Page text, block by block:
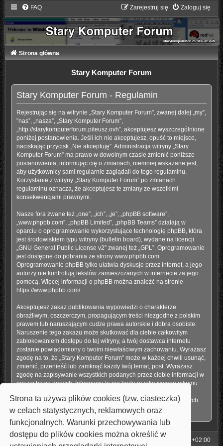
Strona ta używa plików cookies (tzw. ciasteczka)
w celach statystycznych, reklamowych oraz
funkcjonalnych. Warunki przechowywania lub
dostępu do plików cookies można określić w
FAQ Zaloguj się
Zarejestruj się
Strona główna
Stary Komputer Forum
Stary Komputer Forum - Regulamin
Rejestrując się na witrynie „Stary Komputer Forum”, zwanej dalej „my”,
”nas”, „nasza”, „Stary Komputer Forum”,
„http://starykomputerforum.piteusz.ovh”, akceptujesz wyszczególnione
poniżej postanowienia. Jeśli ich nie akceptujesz, opuść to miejsce,
naciskając przycisk „Nie akceptuję”. Administracja witryny „Stary
Komputer Forum” ma prawo w dowolnym czasie zmienić poniższe
postanowienia, informując cię o zmianach, niemniej wskazane jest,
aby użytkownicy sami regularnie zaglądali do tego regulaminu.
Korzystanie z witryny „Stary Komputer Forum” po zmianach
regulaminu oznacza, że akceptujesz te zmiany ze wszelkimi
konsekwencjami prawnymi.
Nasze fora zwane też „one”, „ich”, „je”, „phpBB software”,
„www.phpbb.com”, „phpBB Limited”, „phpBB Teams” działają w
oparciu o oprogramowanie wykorzystujące technologię phpBB, która
jest środowiskiem typu witryny (bulletin board), wydane na licencji
GNU General Public License v2” zwanej też „GPL”. Oprogramowanie
jest dostępne do pobrania ze strony www.phpbb.com.
Oprogramowanie phpBB tylko ułatwia dyskusje przez internet, a jego
autorzy nie kontrolują tekstów zamieszczanych w internecie za jego
pomocą. Więcej informacji o phpBB można znaleźć na stronie
https://www.phpbb.com/.
Akceptujesz zakaz publikowania wypowiedzi o charakterze
obraźliwym, oszczerczym, propagującym treści niezgodne z polskim
prawem lub naruszającym cudze prawa autorskie i dobra osobiste.
Naruszenie tego zakazu może skutkować dla ciebie całkowitym
zablokowaniem dostępu do tej witryny, a twój dostawca internetu
zostanie powiadomiony o twoim niewłaściwym zachowaniu. Wyrażasz
zgodę na to, że „Stary Komputer Forum” może w każdej chwili usunąć,
zmienić, przenieść lub zamknąć każdy twój temat, post. Wyrażasz
zgodę na zapisywanie wszystkich podanych przez ciebie informacji w
naszej bazie danych. Informacje te nie będą przekazywane nikomu
ponosi odpowiedzialności za włamania do witryny, podczas których
może dojść do kradzieży danych.
Strona główna UTC+02:00